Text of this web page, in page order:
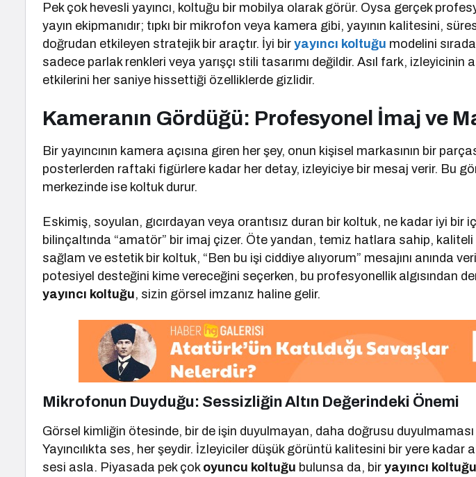
Pek çok hevesli yayıncı, koltuğu bir mobilya olarak görür. Oysa gerçek
yayın ekipmanıdır; tıpkı bir mikrofon veya kamera gibi, yayının kalitesini,
doğrudan etkileyen stratejik bir araçtır. İyi biryayıncı koltuğu modelini
sadece parlak renkleri veya yarışçı stili tasarımı değildir. Asıl fark, izleyicinin
etkilerini her saniye hissettiği özelliklerde gizlidir.
Kameranın Gördüğü: Profesyonel İmaj ve
Bir yayıncının kamera açısına giren her şey, onun kişisel markasının bir
posterlerden raftaki figürlere kadar her detay, izleyiciye bir mesaj verir. Bu
merkezinde ise koltuk durur.
Eskimiş, soyulan, gıcırdayan veya orantısız duran bir koltuk, ne kadar iyi bir
bilinçaltında “amatör” bir imaj çizer. Öte yandan, temiz hatlara sahip,
sağlam ve estetik bir koltuk, “Ben bu işi ciddiye alıyorum” mesajını anında
potesiyel desteğini kime vereceğini seçerken, bu profesyonellik algısından
yayıncı koltuğu, sizin görsel imzanız haline gelir.
Mikrofonun Duyduğu: Sessizliğin Altın Değerindeki Önemi
Görsel kimliğin ötesinde, bir de işin duyulmayan, daha doğrusu duyulmaması
Yayıncılıkta ses, her şeydir. İzleyiciler düşük görüntü kalitesini bir yere kadar
sesi asla. Piyasada pek çok oyuncu koltuğu bulunsa da, biryayıncı koltuğu